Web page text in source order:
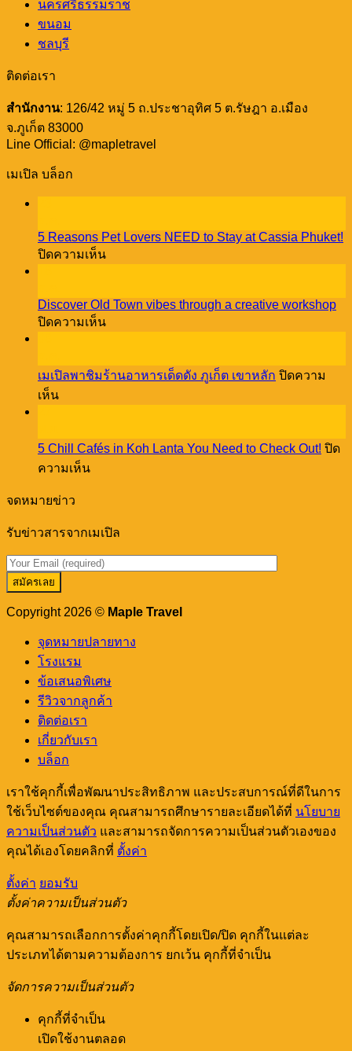
นครศรีธรรมราช
ขนอม
ชลบุรี
ติดต่อเรา
สำนักงาน: 126/42 หมู่ 5 ถ.ประชาอุทิศ 5 ต.รัษฎา อ.เมือง
จ.ภูเก็ต 83000
Line Official: @mapletravel
เมเปิล บล็อก
5 Reasons Pet Lovers NEED to Stay at Cassia Phuket!
ปิดความเห็นบน
Pet
Lovers
NEED
at
Cassia
Discover Old Town vibes through a creative workshop
ปิดความเห็นบน
Town
vibes
เมเปิลพาชิมร้านอาหารเด็ดดัง ภูเก็ต เขาหลัก ปิดความ
เห็นบน
พา
ชิม
ร้าน
เด็ด
ภูเก็ต
เขา
หลัก
5 Chill Cafés in Koh Lanta You Need to Check Out! ปิด
ความเห็นบน
Koh
Lanta
You
Check
จดหมายข่าว
รับข่าวสารจากเมเปิล
Copyright 2026 © Maple Travel
จุดหมายปลายทาง
โรงแรม
ข้อเสนอพิเศษ
รีวิวจากลูกค้า
ติดต่อเรา
เกี่ยวกับเรา
บล็อก
เราใช้คุกกี้เพื่อพัฒนาประสิทธิภาพ และประสบการณ์ที่ดีในการ
ใช้เว็บไซต์ของคุณ คุณสามารถศึกษารายละเอียดได้ที่ นโยบาย
ความเป็นส่วนตัว และสามารถจัดการความเป็นส่วนตัวเองของ
คุณได้เองโดยคลิกที่ ตั้งค่า
ตั้งค่า ยอมรับ
ตั้งค่าความเป็นส่วนตัว
คุณสามารถเลือกการตั้งค่าคุกกี้โดยเปิด/ปิด คุกกี้ในแต่ละ
ประเภทได้ตามความต้องการ ยกเว้น คุกกี้ที่จำเป็น
จัดการความเป็นส่วนตัว
คุกกี้ที่จำเป็น
เปิดใช้งานตลอด